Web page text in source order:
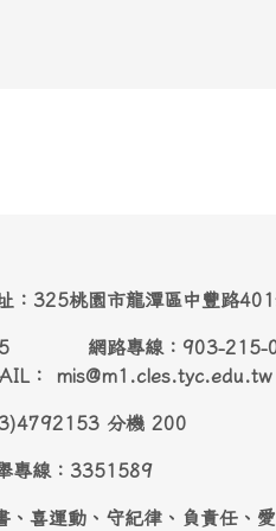
：325桃園市龍潭區中豐路
網路專線：903-215-
： mis@m1.cles.tyc.edu.tw
分機 200
專線：3351589
喜運動、守紀律、負責任、